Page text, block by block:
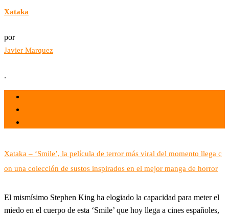
Xataka
por
Javier Marquez
.
Xataka – ‘Smile’, la película de terror más viral del momento llega c
on una colección de sustos inspirados en el mejor manga de horror
El mismísimo Stephen King ha elogiado la capacidad para meter el
miedo en el cuerpo de esta ‘Smile’ que hoy llega a cines españoles,